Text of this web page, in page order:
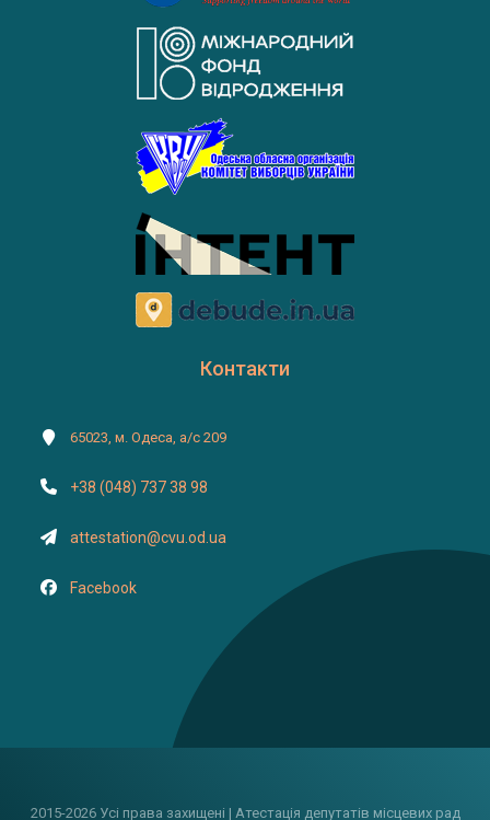
Контакти
65023, м. Одеса, а/с 209
+38 (048) 737 38 98
attestation@cvu.od.ua
Facebook
2015-2026 Усі права захищені | Атестація депутатів місцевих рад